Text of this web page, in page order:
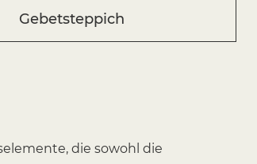
Gebetsteppich
die sowohl die